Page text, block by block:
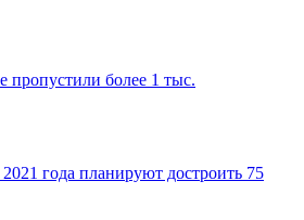
пропустили более 1 тыс.
года планируют достроить 75